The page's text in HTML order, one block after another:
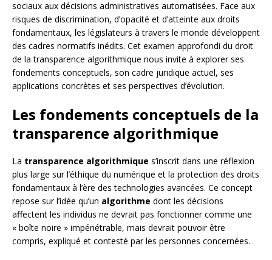
sociaux aux décisions administratives automatisées. Face aux
risques de discrimination, d’opacité et d’atteinte aux droits
fondamentaux, les législateurs à travers le monde développent
des cadres normatifs inédits. Cet examen approfondi du droit
de la transparence algorithmique nous invite à explorer ses
fondements conceptuels, son cadre juridique actuel, ses
applications concrètes et ses perspectives d’évolution.
Les fondements conceptuels de la
transparence algorithmique
La transparence algorithmique s’inscrit dans une réflexion
plus large sur l’éthique du numérique et la protection des droits
fondamentaux à l’ère des technologies avancées. Ce concept
repose sur l’idée qu’un algorithme dont les décisions
affectent les individus ne devrait pas fonctionner comme une
« boîte noire » impénétrable, mais devrait pouvoir être
compris, expliqué et contesté par les personnes concernées.